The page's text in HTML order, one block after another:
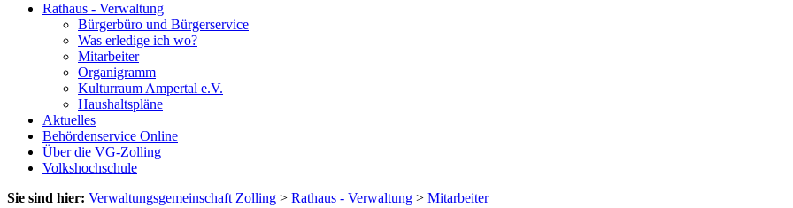
Rathaus - Verwaltung
Bürgerbüro und Bürgerservice
Was erledige ich wo?
Mitarbeiter
Organigramm
Kulturraum Ampertal e.V.
Haushaltspläne
Aktuelles
Behördenservice Online
Über die VG-Zolling
Volkshochschule
Sie sind hier: Verwaltungsgemeinschaft Zolling > Rathaus - Verwaltung > Mitarbeiter